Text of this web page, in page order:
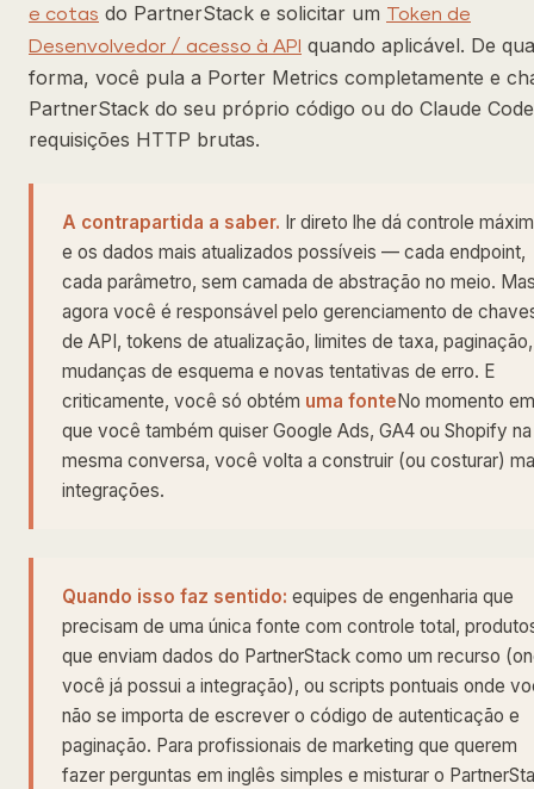
e cotas do PartnerStack e solicitar um Token de
Desenvolvedor / acesso à API quando aplicável. De
forma, você pula a Porter Metrics completamente e
PartnerStack do seu próprio código ou do Claude
requisições HTTP brutas.
A contrapartida a saber. Ir direto lhe dá controle
e os dados mais atualizados possíveis — cada endpoint,
cada parâmetro, sem camada de abstração no meio.
agora você é responsável pelo gerenciamento de
de API, tokens de atualização, limites de taxa, paginação,
mudanças de esquema e novas tentativas de erro. E
criticamente, você só obtém uma fonte No momento em
que você também quiser Google Ads, GA4 ou Shopify na
mesma conversa, você volta a construir (ou costurar)
integrações.
Quando isso faz sentido: equipes de engenharia que
precisam de uma única fonte com controle total,
que enviam dados do PartnerStack como um recurso
você já possui a integração), ou scripts pontuais onde
não se importa de escrever o código de autenticação e
paginação. Para profissionais de marketing que querem
fazer perguntas em inglês simples e misturar o